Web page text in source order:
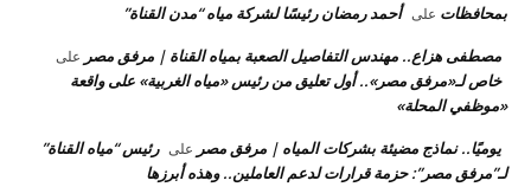
بمحافظات على أحمد رمضان رئيسًا لشركة مياه “مدن القناة”
مصطفى هزاع.. مهندس التفاصيل الصعبة بمياه القناة | مرفق مصر على
خاص لـ«مرفق مصر».. أول تعليق من رئيس «مياه الغربية» على واقعة
«موظفي المحلة»
يوميًا.. نماذج مضيئة بشركات المياه | مرفق مصر على رئيس “مياه القناة”
لـ”مرفق مصر”: حزمة قرارات لدعم العاملين.. وهذه أبرزها